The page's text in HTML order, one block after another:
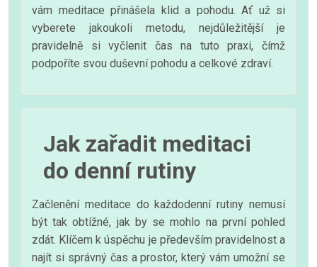
vám meditace přinášela klid a pohodu. Ať už si
vyberete jakoukoli metodu, nejdůležitější je
pravidelně si vyčlenit čas na tuto praxi, čímž
podpoříte svou duševní pohodu a celkové zdraví.
Jak zařadit meditaci
do denní rutiny
Začlenění meditace do každodenní rutiny nemusí
být tak obtížné, jak by se mohlo na první pohled
zdát. Klíčem k úspěchu je především pravidelnost a
najít si správný čas a prostor, který vám umožní se